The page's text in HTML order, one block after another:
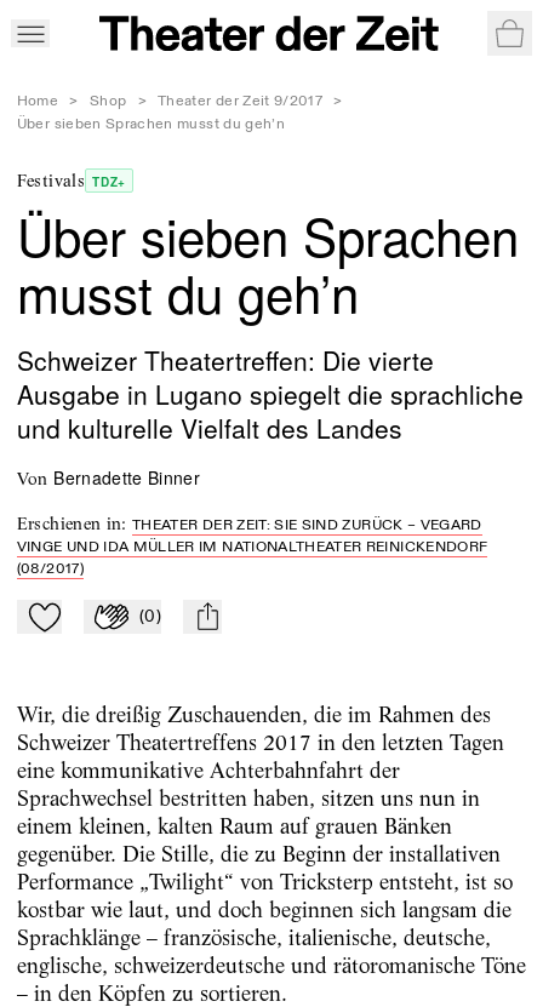
Home > Shop > Theater der Zeit 9/2017
>
Über sieben Sprachen musst du geh’n
Festivals TDZ+
Über sieben Sprachen
musst du geh’n
Schweizer Theatertreffen: Die vierte
Ausgabe in Lugano spiegelt die sprachliche
und kulturelle Vielfalt des Landes
von Bernadette Binner
Erschienen in:THEATER DER ZEIT: SIE SIND ZURÜCK – VEGARD
VINGE UND IDA MÜLLER IM NATIONALTHEATER REINICKENDORF
(08/2017)
Zu Mein-TdZ hinzufügen
Applaudieren
(0) mail
Wir, die dreißig Zuschauenden, die im Rahmen des
Schweizer Theatertreffens 2017 in den letzten Tagen
eine kommunikative Achterbahnfahrt der
Sprachwechsel bestritten haben, sitzen uns nun in
einem kleinen, kalten Raum auf grauen Bänken
gegenüber. Die Stille, die zu Beginn der installativen
Performance „Twilight“ von Tricksterp entsteht, ist so
kostbar wie laut, und doch beginnen sich langsam die
Sprachklänge – französische, italienische, deutsche,
englische, schweizerdeutsche und rätoromanische Töne
– in den Köpfen zu sortieren.